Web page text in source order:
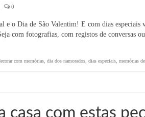
0
e o Dia de São Valentim! E com dias especiais
com fotografias, com registos de conversas
com memórias dia dos namorados dias especiais memórias
casa com estas